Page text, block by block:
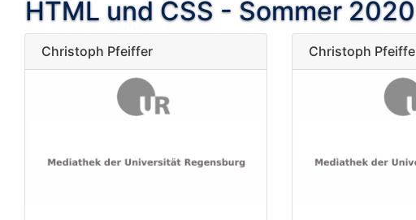
HTML und CSS - Sommer
Christoph Pfeiffer Christoph